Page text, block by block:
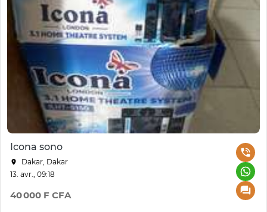
Icona sono
Dakar, Dakar
13. avr., 09:18
40 000 F CFA